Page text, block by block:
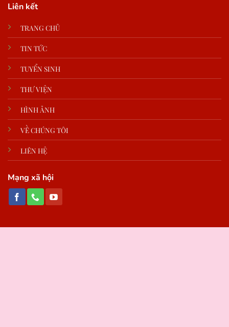
Liên kết
TRANG CHỦ
TIN TỨC
TUYỂN SINH
THƯ VIỆN
HÌNH ẢNH
VỀ CHÚNG TÔI
LIÊN HỆ
Mạng xã hội